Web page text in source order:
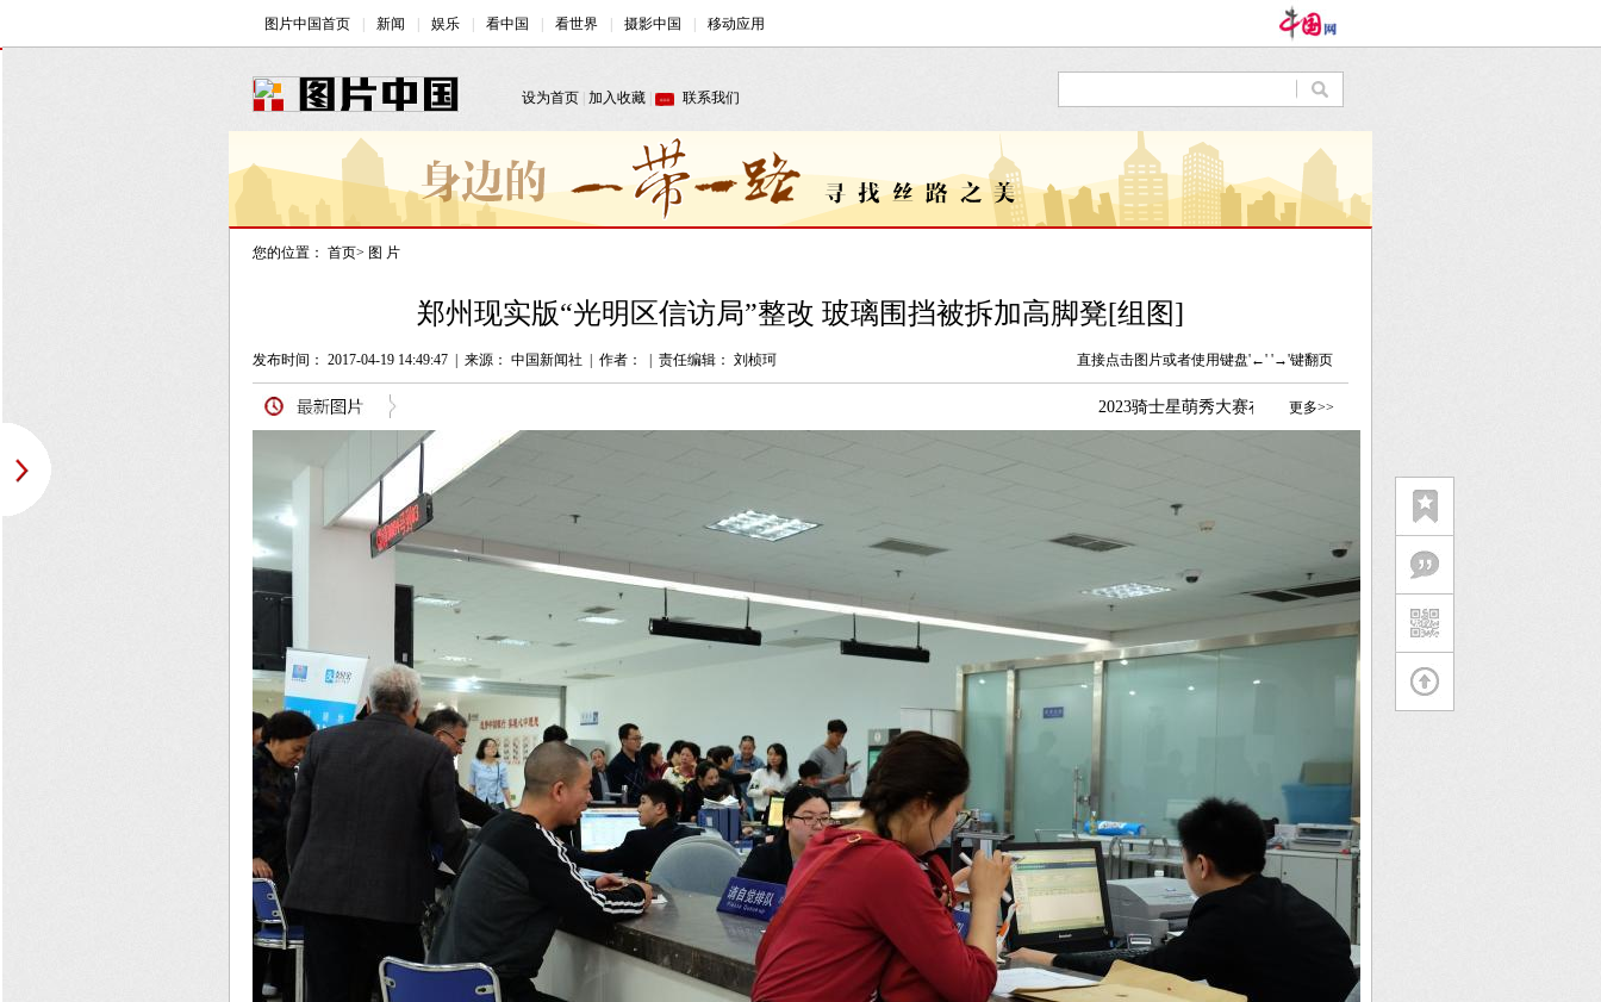
您的位置： 首页> 图 片
郑州现实版“光明区信访局”整改 玻璃围挡被拆加高脚凳[组图]
发布时间： 2017-04-19 14:49:47 来源： 中国新闻社 作者： 责任编辑： 刘桢珂 直接点击图片或者使用键盘'←' '→'键翻页